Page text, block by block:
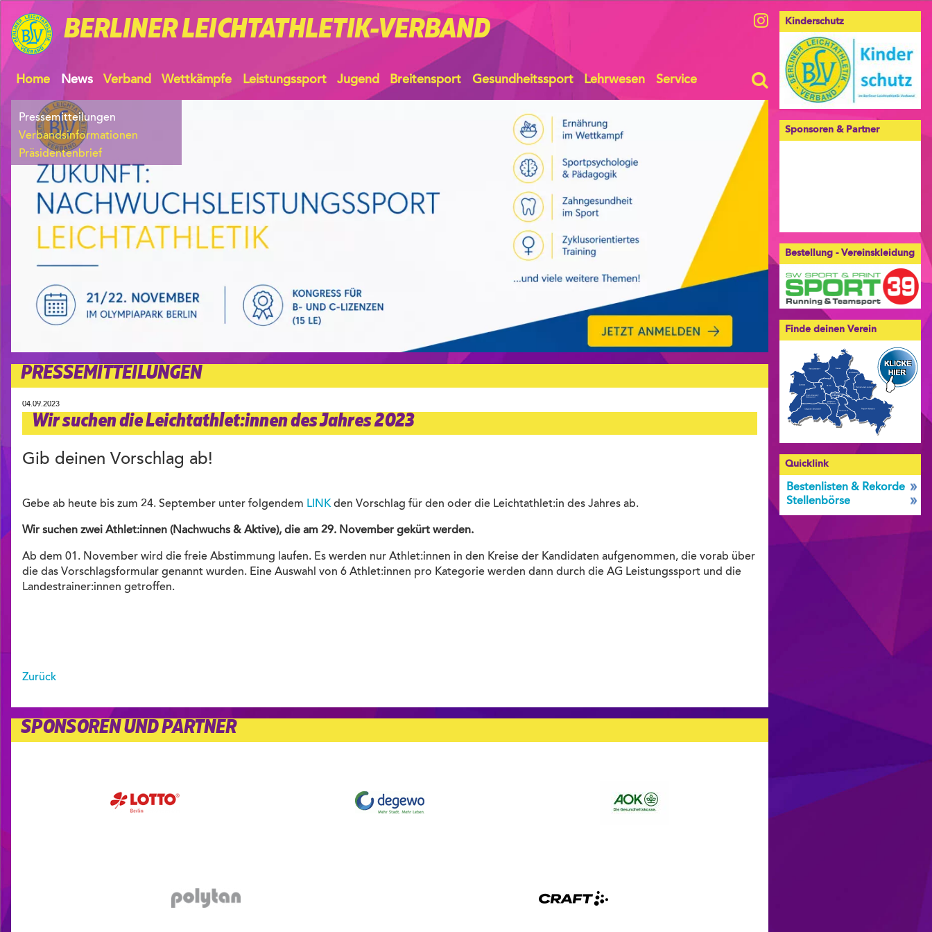
BERLINERLEICHTATHLETIK-VERBAND
Home News Verband Wettkämpfe Leistungssport Jugend Breitensport Gesundheitssport Lehrwesen Service
Pressemitteilungen
Verbandsinformationen
Präsidentenbrief
PRESSEMITTEILUNGEN
04.09.2023
Wir suchen die Leichtathlet:innen des Jahres 2023
Gib deinen Vorschlag ab!
Gebe ab heute bis zum 24. September unter folgendem LINKden Vorschlag für den oder die Leichtathlet:in des Jahres ab.
Wir suchen zwei Athlet:innen (Nachwuchs & Aktive), die am 29. November gekürt werden.
Ab dem 01. November wird die freie Abstimmung laufen. Es werden nur Athlet:innen in den Kreise der Kandidaten aufgenommen, die vorab über
die das Vorschlagsformular genannt wurden. Eine Auswahl von 6 Athlet:innen pro Kategorie werden dann durch die AG Leistungssport und die
Landestrainer:innen getroffen.
Zurück
SPONSOREN UND PARTNER
Kinderschutz
Sponsoren & Partner
Bestellung - Vereinskleidung
Finde deinen Verein
Quicklink
Bestenlisten & Rekorde
Stellenbörse